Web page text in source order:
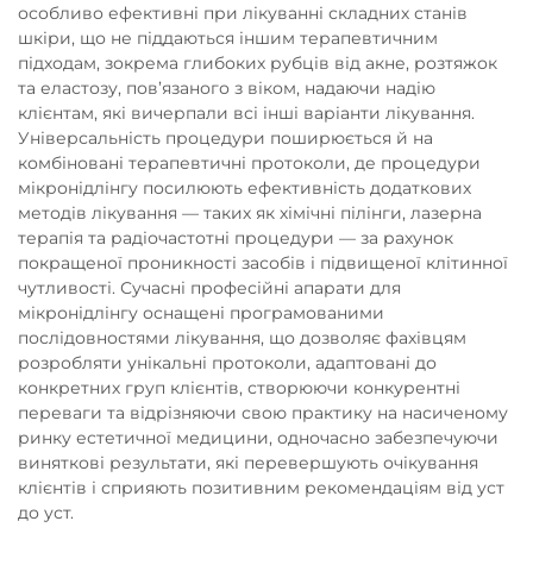
особливо ефективні при лікуванні складних станів
шкіри, що не піддаються іншим терапевтичним
підходам, зокрема глибоких рубців від акне, розтяжок
та еластозу, пов’язаного з віком, надаючи надію
клієнтам, які вичерпали всі інші варіанти лікування.
Універсальність процедури поширюється й на
комбіновані терапевтичні протоколи, де процедури
мікронідлінгу посилюють ефективність додаткових
методів лікування — таких як хімічні пілінги, лазерна
терапія та радіочастотні процедури — за рахунок
покращеної проникності засобів і підвищеної клітинної
чутливості. Сучасні професійні апарати для
мікронідлінгу оснащені програмованими
послідовностями лікування, що дозволяє фахівцям
розробляти унікальні протоколи, адаптовані до
конкретних груп клієнтів, створюючи конкурентні
переваги та відрізняючи свою практику на насиченому
ринку естетичної медицини, одночасно забезпечуючи
виняткові результати, які перевершують очікування
клієнтів і сприяють позитивним рекомендаціям від уст
до уст.